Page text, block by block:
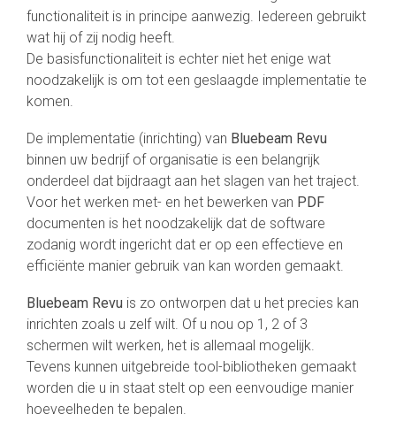
functionaliteit is in principe aanwezig. Iedereen gebruikt
wat hij of zij nodig heeft.
De basisfunctionaliteit is echter niet het enige wat
noodzakelijk is om tot een geslaagde implementatie te
komen.
De implementatie (inrichting) van Bluebeam Revu
binnen uw bedrijf of organisatie is een belangrijk
onderdeel dat bijdraagt aan het slagen van het traject.
Voor het werken met- en het bewerken van PDF
documenten is het noodzakelijk dat de software
zodanig wordt ingericht dat er op een effectieve en
efficiënte manier gebruik van kan worden gemaakt.
Bluebeam Revu is zo ontworpen dat u het precies kan
inrichten zoals u zelf wilt. Of u nou op 1, 2 of 3
schermen wilt werken, het is allemaal mogelijk.
Tevens kunnen uitgebreide tool-bibliotheken gemaakt
worden die u in staat stelt op een eenvoudige manier
hoeveelheden te bepalen.